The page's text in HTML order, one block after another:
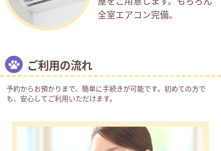
全室エアコン完備。
ご利用の流れ
予約からお預かりまで、簡単に手続きが可能です。初めての方で
も、安心してご利用いただけます。